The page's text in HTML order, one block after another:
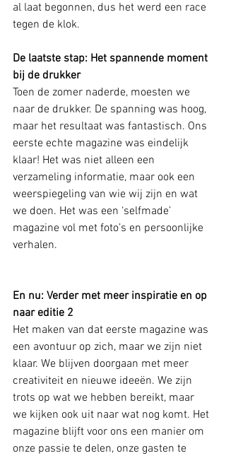
al laat begonnen, dus het werd een race
tegen de klok.
De laatste stap: Het spannende moment
bij de drukker
Toen de zomer naderde, moesten we
naar de drukker. De spanning was hoog,
maar het resultaat was fantastisch. Ons
eerste echte magazine was eindelijk
klaar! Het was niet alleen een
verzameling informatie, maar ook een
weerspiegeling van wie wij zijn en wat
we doen. Het was een ‘selfmade’
magazine vol met foto’s en persoonlijke
verhalen.
En nu: Verder met meer inspiratie en op
naar editie 2
Het maken van dat eerste magazine was
een avontuur op zich, maar we zijn niet
klaar. We blijven doorgaan met meer
creativiteit en nieuwe ideeën. We zijn
trots op wat we hebben bereikt, maar
we kijken ook uit naar wat nog komt. Het
magazine blijft voor ons een manier om
onze passie te delen, onze gasten te